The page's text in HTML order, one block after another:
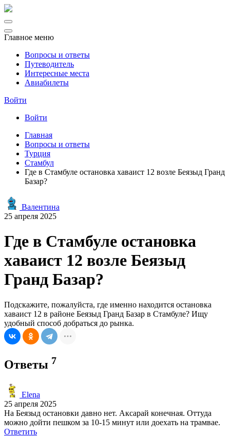
Главное меню
Вопросы и ответы
Путеводитель
Интересные места
Авиабилеты
Войти
Войти
Главная
Вопросы и ответы
Турция
Стамбул
Где в Стамбуле остановка хаваист 12 возле Беязыд Гранд
Базар?
Валентина
25 апреля 2025
Где в Стамбуле остановка
хаваист 12 возле Беязыд
Гранд Базар?
Подскажите, пожалуйста, где именно находится остановка
хаваист 12 в районе Беязыд Гранд Базар в Стамбуле? Ищу
удобный способ добраться до рынка.
Ответы 7
Elena
25 апреля 2025
На Беязыд остановки давно нет. Аксарай конечная. Оттуда
можно дойти пешком за 10-15 минут или доехать на трамвае.
Ответить